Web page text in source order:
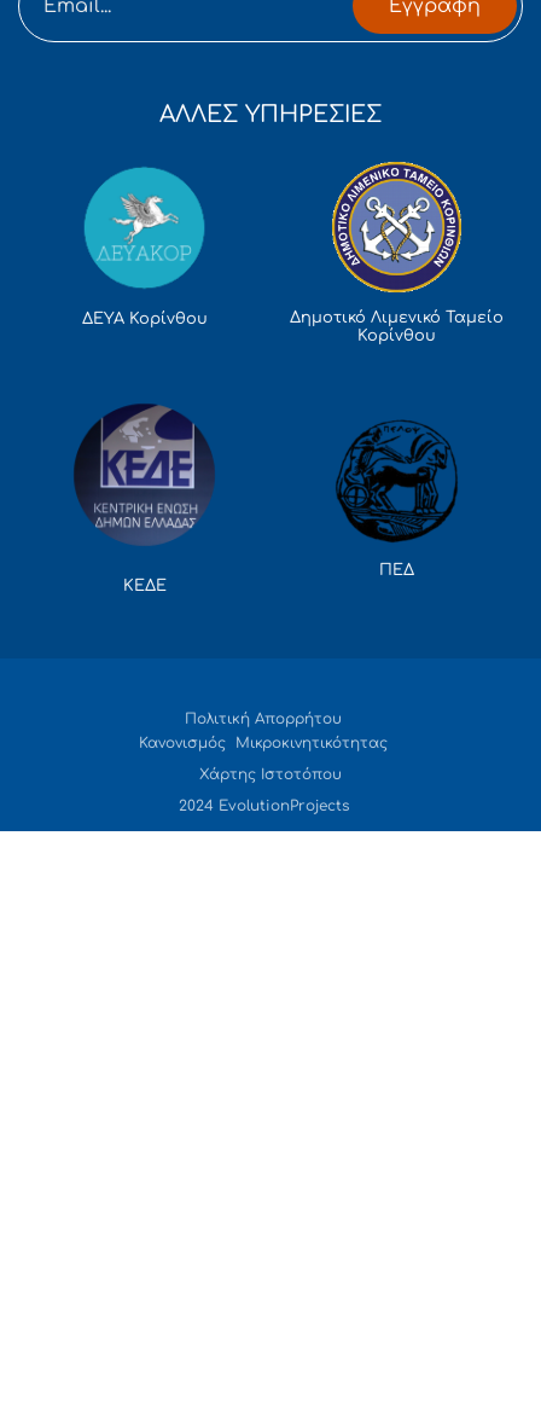
Εγγραφή
ΑΛΛΕΣ ΥΠΗΡΕΣΙΕΣ
ΔΕΥΑ Κορίνθου
Δημοτικό Λιμενικό Ταμείο
Κορίνθου
ΚΕΔΕ
ΠΕΔ
Πολιτική Απορρήτου
Κανονισμός Μικροκινητικότητας
Χάρτης Ιστοτόπου
2024 EvolutionProjects